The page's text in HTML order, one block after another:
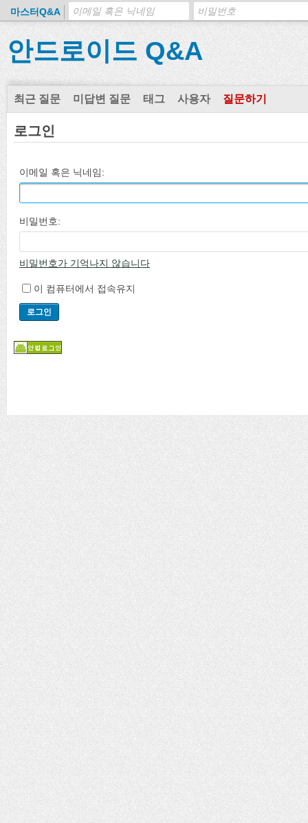
마스터Q&A
안드로이드 Q&A
최근 질문 미답변 질문 태그 사용자 질문하기
로그인
이메일 혹은 닉네임:
비밀번호:
비밀번호가 기억나지 않습니다
이 컴퓨터에서 접속유지